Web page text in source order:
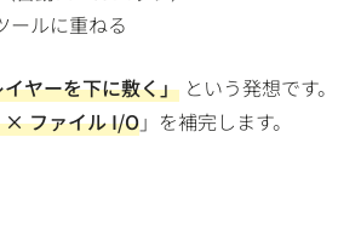
ールに重ねる
ヤーを下に敷く」 という発想です。
× ファイル I/O」を補完します。